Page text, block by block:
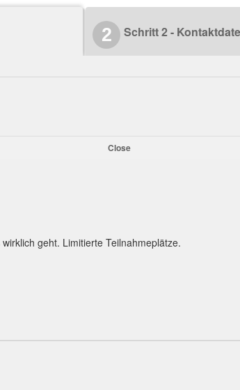
2 Schritt 2 -
Close
geht. Limitierte Teilnahmeplätze.